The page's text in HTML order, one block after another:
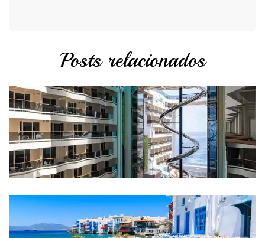
Posts relacionados